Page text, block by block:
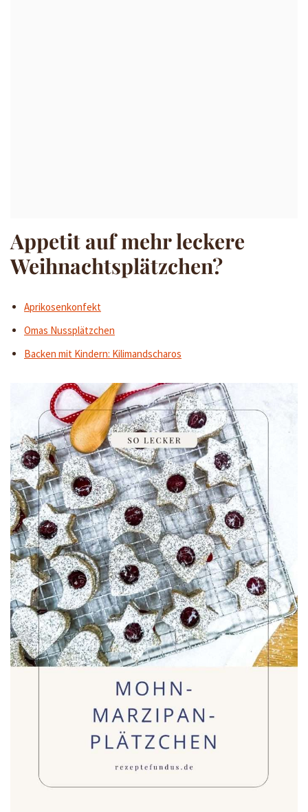
Appetit auf mehr leckere
Weihnachtsplätzchen?
Aprikosenkonfekt
Omas Nussplätzchen
Backen mit Kindern: Kilimandscharos